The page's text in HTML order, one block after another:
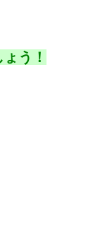
う！